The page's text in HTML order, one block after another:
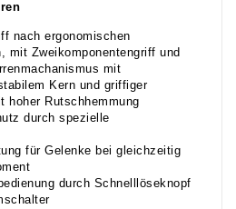
nach ergonomischen
mit Zweikomponentengriff und
mit
Kern und griffiger
hoher Rutschhemmung
durch spezielle
für Gelenke bei gleichzeitig
durch Schnelllöseknopf